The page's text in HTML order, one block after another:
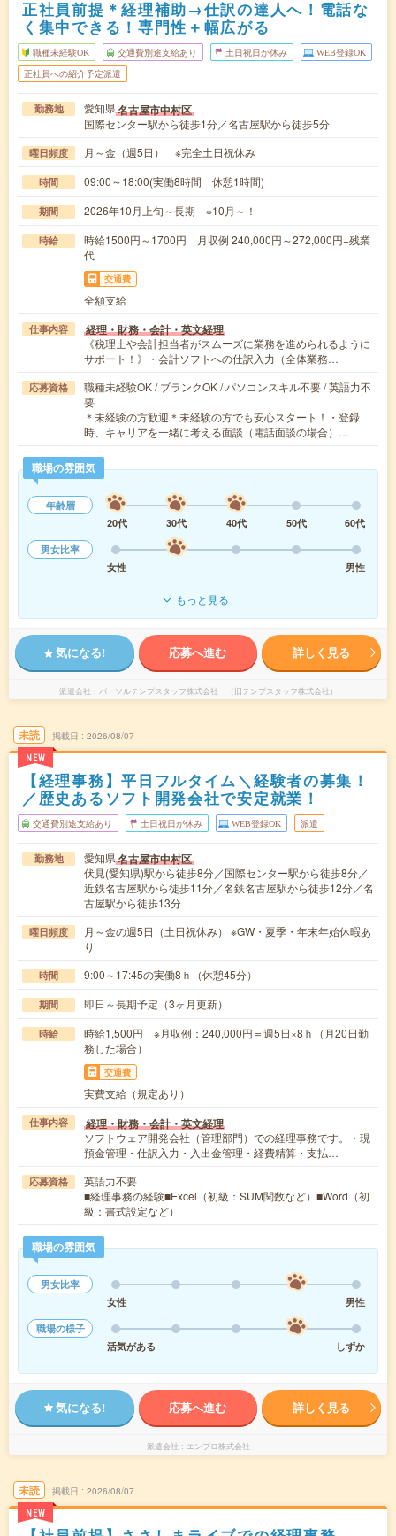
正社員前提＊経理補助→仕訳の達人へ！電話な
く集中できる！専門性＋幅広がる
職種未経験OK 交通費別途支給あり 土日祝日が休み WEB登録OK
正社員への紹介予定派遣
勤務地 愛知県名古屋市中村区
国際センター駅から徒歩1分／名古屋駅から徒歩5分
曜日頻度 月～金（週5日） ※完全土日祝休み
時間 09:00～18:00(実働8時間 休憩1時間)
期間 2026年10月上旬～長期 ※10月～！
時給
時給1500円～1700円 月収例 240,000円～272,000円+残業
代
交通費
全額支給
仕事内容 経理・財務・会計・英文経理
《税理士や会計担当者がスムーズに業務を進められるように
サポート！》・会計ソフトへの仕訳入力（全体業務…
応募資格
職種未経験OK / ブランクOK / パソコンスキル不要 / 英語力不
要
＊未経験の方歓迎＊未経験の方でも安心スタート！・登録
時、キャリアを一緒に考える面談（電話面談の場合）…
職場の雰囲気
年齢層
20代
30代 40代 50代
60代
男女比率
女性
男性
もっと見る
気になる! 応募へ進む 詳しく見る
派遣会社 パーソルテンプスタッフ株式会社 （旧テンプスタッフ株式会社）
未読
NEW
掲載日 2026/08/07
【経理事務】平日フルタイム＼経験者の募集！
／歴史あるソフト開発会社で安定就業！
交通費別途支給あり 土日祝日が休み WEB登録OK 派遣
勤務地 愛知県名古屋市中村区
伏見(愛知県)駅から徒歩8分／国際センター駅から徒歩8分／
近鉄名古屋駅から徒歩11分／名鉄名古屋駅から徒歩12分／名
古屋駅から徒歩13分
曜日頻度
月～金の週5日（土日祝休み） ※GW・夏季・年末年始休暇あ
り
時間 9:00～17:45の実働8ｈ（休憩45分）
期間 即日～長期予定（3ヶ月更新）
時給
時給1,500円 ※月収例：240,000円＝週5日×8ｈ（月20日勤
務した場合）
交通費
実費支給（規定あり）
仕事内容 経理・財務・会計・英文経理
ソフトウェア開発会社（管理部門）での経理事務です。・現
預金管理・仕訳入力・入出金管理・経費精算・支払…
応募資格
英語力不要
■経理事務の経験■Excel（初級：SUM関数など）■Word（初
級：書式設定など）
職場の雰囲気
男女比率
女性
男性
職場の様子
活気がある
しずか
気になる! 応募へ進む 詳しく見る
派遣会社 エンプロ株式会社
未読
NEW
掲載日 2026/08/07